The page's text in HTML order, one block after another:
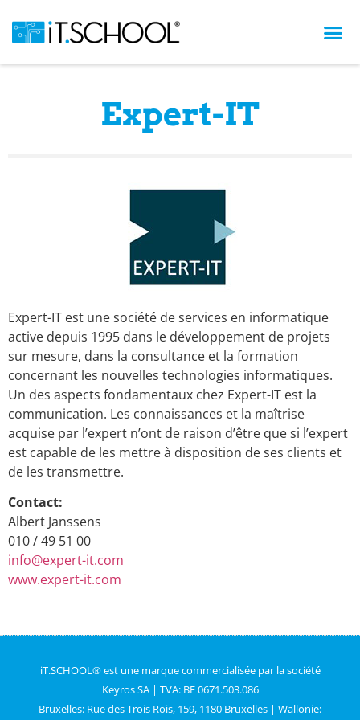
Expert-IT
Expert-IT est une société de services en informatique
active depuis 1995 dans le développement de projets
sur mesure, dans la consultance et la formation
concernant les nouvelles technologies informatiques.
Un des aspects fondamentaux chez Expert-IT est la
communication. Les connaissances et la maîtrise
acquise par l’expert n’ont de raison d’être que si l’expert
est capable de les mettre à disposition de ses clients et
de les transmettre.
Contact:
Albert Janssens
010 / 49 51 00
info@expert-it.com
www.expert-it.com
iT.SCHOOL® est une marque commercialisée par la société
Keyros SA | TVA: BE 0671.503.086
Bruxelles: Rue des Trois Rois, 159, 1180 Bruxelles | Wallonie: